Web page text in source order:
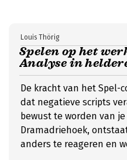
Spelen op het
Analyse in
Louis Thörig
De kracht van het Spel-
dat negatieve scripts
bewust te worden van
Dramadriehoek,
anders te reageren en